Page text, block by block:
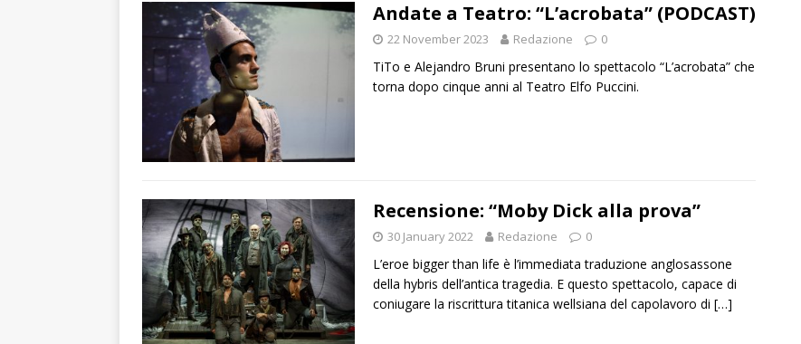
Andate a Teatro: “L’acrobata” (PODCAST)
22 November 2023 Redazione 0
TiTo e Alejandro Bruni presentano lo spettacolo “L’acrobata” che
torna dopo cinque anni al Teatro Elfo Puccini.
Recensione: “Moby Dick alla prova”
30 January 2022 Redazione 0
L’eroe bigger than life è l’immediata traduzione anglosassone
della hybris dell’antica tragedia. E questo spettacolo, capace di
coniugare la riscrittura titanica wellsiana del capolavoro di […]